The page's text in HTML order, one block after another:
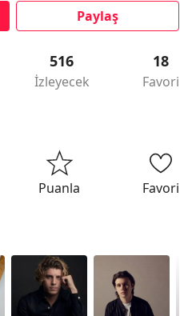
Paylaş
516
İzleyecek
18
Favori
Puanla Favori